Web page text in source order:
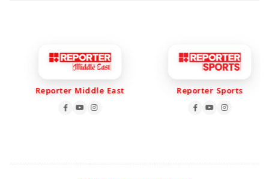
Reporter Middle East Reporter Sports